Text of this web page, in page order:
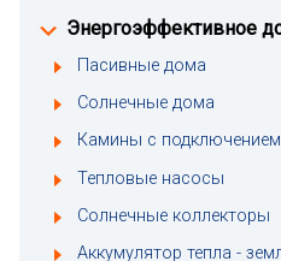
Энергоэффективное
Пасивные дома
Солнечные дома
Камины с
Тепловые насосы
Солнечные коллекторы
Аккумулятор тепла -